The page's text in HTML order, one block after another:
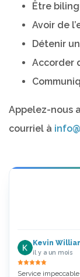
Être
Avoir de
Détenir
Accorder
Appelez-nous
courriel à
Kevin
il y a un mois
Service